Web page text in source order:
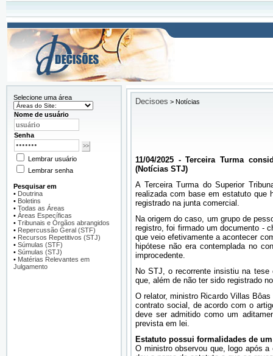
Selecione uma área
Nome de usuário
Senha
Lembrar usuário
Lembrar senha
Pesquisar em
• Doutrina
• Boletins
• Todas as Áreas
• Áreas Específicas
• Tribunais e Órgãos abrangidos
• Repercussão Geral (STF)
• Recursos Repetitivos (STJ)
• Súmulas (STF)
• Súmulas (STJ)
• Matérias Relevantes em
Julgamento
Decisoes > Notícias
11/04/2025 - Terceira Turma
(Notícias STJ)
​A Terceira Turma do Superior
realizada com base em estatuto que
registrado na junta comercial.
Na origem do caso, um grupo de
registro, foi firmado um documento -
que veio efetivamente a acontecer
hipótese não era contemplada no
improcedente.
No STJ, o recorrente insistiu na
que, além de não ter sido registrado
O relator, ministro Ricardo Villas
contrato social, de acordo com o
deve ser admitido como um
prevista em lei.
Estatuto possui formalidades de
O ministro observou que, logo após